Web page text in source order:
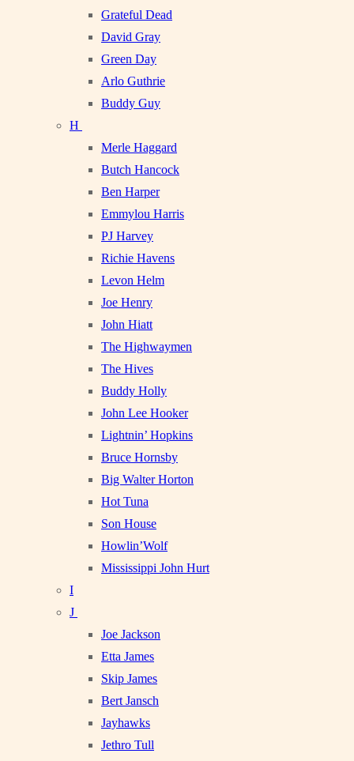
Grateful Dead
David Gray
Green Day
Arlo Guthrie
Buddy Guy
H
Merle Haggard
Butch Hancock
Ben Harper
Emmylou Harris
PJ Harvey
Richie Havens
Levon Helm
Joe Henry
John Hiatt
The Highwaymen
The Hives
Buddy Holly
John Lee Hooker
Lightnin’ Hopkins
Bruce Hornsby
Big Walter Horton
Hot Tuna
Son House
Howlin’Wolf
Mississippi John Hurt
I
J
Joe Jackson
Etta James
Skip James
Bert Jansch
Jayhawks
Jethro Tull